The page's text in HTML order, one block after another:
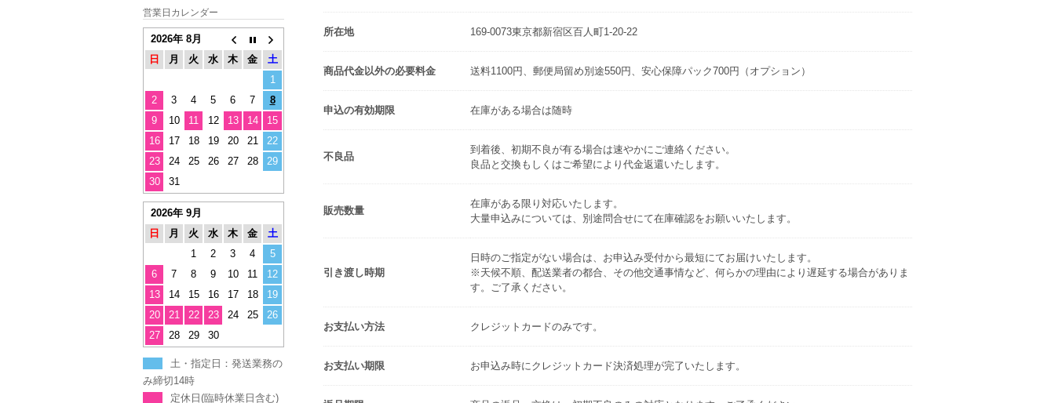
所在地 169-0073東京都新宿区百人町1-20-22
商品代金以外の必要料金 送料1100円、郵便局留め別途550円、安心保障パック700円（オプション）
申込の有効期限 在庫がある場合は随時
不良品
到着後、初期不良が有る場合は速やかにご連絡ください。
良品と交換もしくはご希望により代金返還いたします。
販売数量
在庫がある限り対応いたします。
大量申込みについては、別途問合せにて在庫確認をお願いいたします。
引き渡し時期
日時のご指定がない場合は、お申込み受付から最短にてお届けいたします。
※天候不順、配送業者の都合、その他交通事情など、何らかの理由により遅延する場合がありま
す。ご了承ください。
お支払い方法 クレジットカードのみです。
お支払い期限 お申込み時にクレジットカード決済処理が完了いたします。
営業日カレンダー
2026年 8月
日
月 火 水 木 金
土
1
2
3 4 5 6 7
8
9
10 11 12 13 14
15
16
17 18 19 20 21
22
23
24 25 26 27 28
29
30
31
2026年 9月
日
月 火 水 木 金
土
1
2 3 4
5
6
7 8 9 10 11
12
13
14 15 16 17 18
19
20
21 22 23 24 25
26
27
28 29 30
土・指定日：発送業務の
み締切14時
定休日(臨時休業日含む)